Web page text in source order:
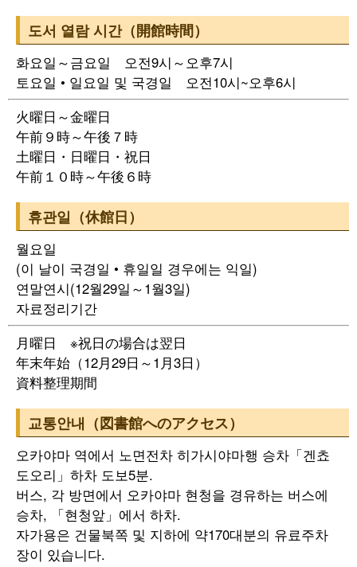
도서 열람 시간（開館時間）
화요일～금요일 오전9시～오후7시
토요일 • 일요일 및 국경일 오전10시~오후6시
火曜日～金曜日
午前９時～午後７時
土曜日・日曜日・祝日
午前１０時～午後６時
휴관일（休館日）
월요일
(이 날이 국경일 • 휴일일 경우에는 익일)
연말연시(12월29일～1월3일)
자료정리기간
月曜日 ※祝日の場合は翌日
年末年始（12月29日～1月3日）
資料整理期間
교통안내（図書館へのアクセス）
오카야마 역에서 노면전차 히가시야마행 승차「겐쵸
도오리」하차 도보5분.
버스, 각 방면에서 오카야마 현청을 경유하는 버스에
승차, 「현청앞」에서 하차.
자가용은 건물북쪽 및 지하에 약170대분의 유료주차
장이 있습니다.